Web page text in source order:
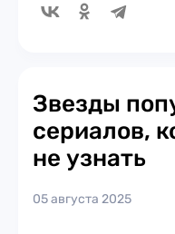
Звезды
сериалов,
не узнать
05 августа 2025